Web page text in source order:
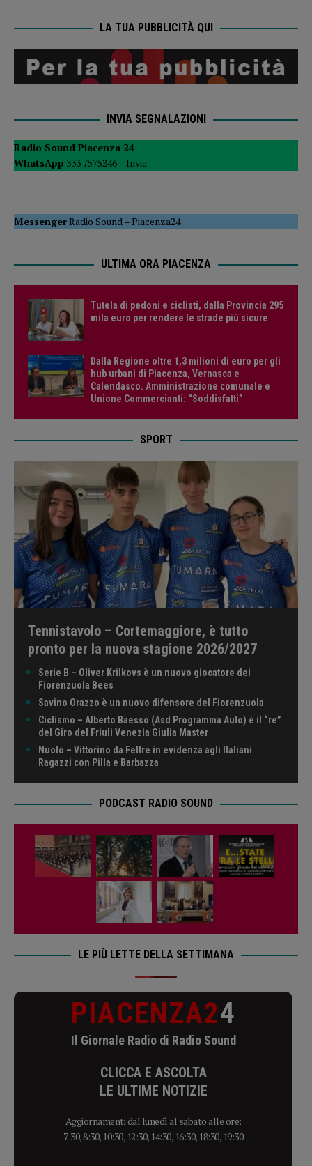
LA TUA PUBBLICITÀ QUI
INVIA SEGNALAZIONI
Radio Sound Piacenza 24
WhatsApp 333 7575246 – Invia
MessengerRadio Sound –Piacenza24
ULTIMA ORA PIACENZA
Tutela di pedoni e ciclisti, dalla Provincia 295
mila euro per rendere le strade più sicure
Dalla Regione oltre 1,3 milioni di euro per gli
hub urbani di Piacenza, Vernasca e
Calendasco. Amministrazione comunale e
Unione Commercianti: “Soddisfatti”
SPORT
Tennistavolo – Cortemaggiore, è tutto
pronto per la nuova stagione 2026/2027
Serie B – Oliver Krilkovs è un nuovo giocatore dei
Fiorenzuola Bees
Savino Orazzo è un nuovo difensore del Fiorenzuola
Ciclismo – Alberto Baesso (Asd Programma Auto) è il “re”
del Giro del Friuli Venezia Giulia Master
Nuoto – Vittorino da Feltre in evidenza agli Italiani
Ragazzi con Pilla e Barbazza
PODCAST RADIO SOUND
LE PIÙ LETTE DELLA SETTIMANA
PIACENZA24
Il Giornale Radio di Radio Sound
CLICCA E ASCOLTA
LE ULTIME NOTIZIE
Aggiornamenti dal lunedì al sabato alle ore:
7:30, 8:30, 10:30, 12:30, 14:30, 16:30, 18:30, 19:30